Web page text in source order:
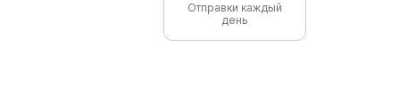
Отправки каждый
день